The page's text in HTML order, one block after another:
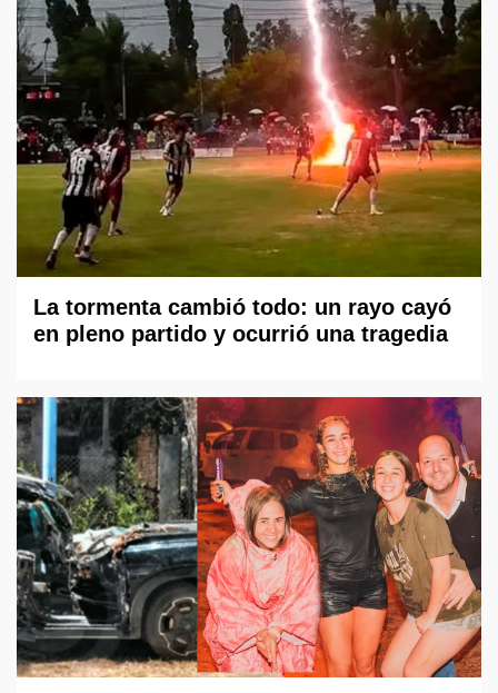
La tormenta cambió todo: un rayo cayó
en pleno partido y ocurrió una tragedia